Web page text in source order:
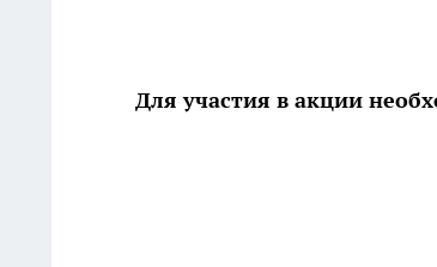
Для участия в акции